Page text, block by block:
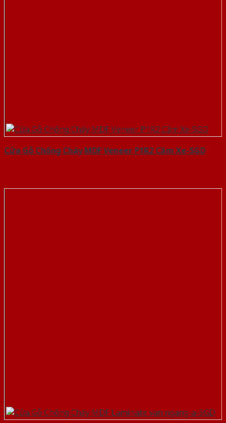
Cửa Gỗ Chống Cháy MDF Veneer P1R2 Căm Xe-SGD